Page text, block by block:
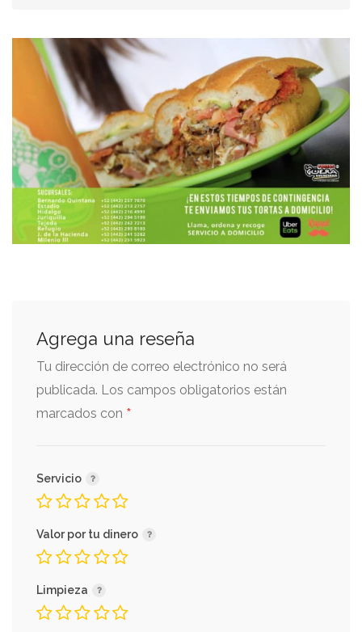
Agrega una reseña
Tu dirección de correo electrónico no será
publicada. Los campos obligatorios están
marcados con *
Servicio
Valor por tu dinero
Limpieza